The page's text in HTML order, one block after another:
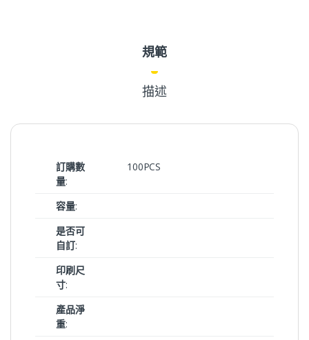
規範
描述
訂購數
量:
100PCS
容量:
是否可
自訂:
印刷尺
寸:
產品淨
重: